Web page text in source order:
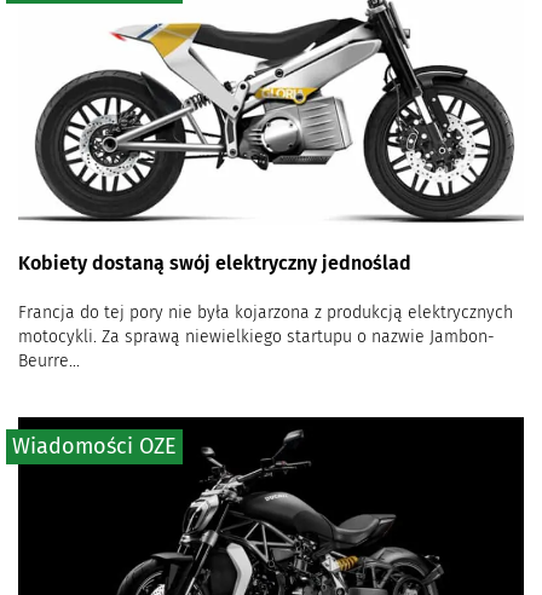
Kobiety dostaną swój elektryczny jednoślad
Francja do tej pory nie była kojarzona z produkcją elektrycznych
motocykli. Za sprawą niewielkiego startupu o nazwie Jambon-
Beurre...
Wiadomości OZE